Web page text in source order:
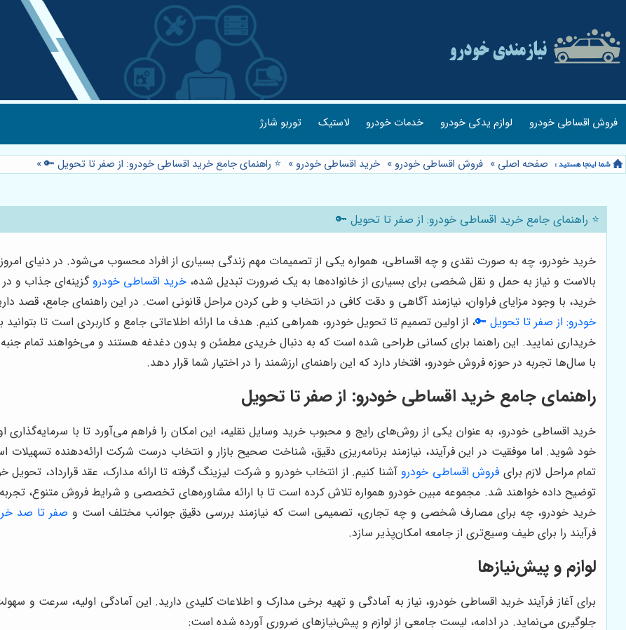
فروش اقساطی خودرو لوازم یدکی خودرو خدمات خودرو لاستیک توربو شارژ
صفحه اصلی » فروش اقساطی خودرو » خرید اقساطی خودرو » ⭐️ راهنمای جامع خرید اقساطی خودرو: از صفر تا تحویل 🔑»
⭐️ راهنمای جامع خرید اقساطی خودرو: از صفر تا تحویل 🔑
خرید خودرو، چه به صورت نقدی و چه اقساطی، همواره یکی از تصمیمات مهم زندگی بسیاری از افراد محسوب می‌شود. در دنیای
بالاست و نیاز به حمل و نقل شخصی برای بسیاری از خانواده‌ها به یک ضرورت تبدیل شده، خرید اقساطی خودرو گزینه‌ای جذاب و
خرید، با وجود مزایای فراوان، نیازمند آگاهی و دقت کافی در انتخاب و طی کردن مراحل قانونی است. در این راهنمای جامع، قصد
خودرو: از صفر تا تحویل 🔑، از اولین تصمیم تا تحویل خودرو، همراهی کنیم. هدف ما ارائه اطلاعاتی جامع و کاربردی است تا
خریداری نمایید. این راهنما برای کسانی طراحی شده است که به دنبال خریدی مطمئن و بدون دغدغه هستند و می‌خواهند تمام
با سال‌ها تجربه در حوزه فروش خودرو، افتخار دارد که این راهنمای ارزشمند را در اختیار شما قرار دهد.
راهنمای جامع خرید اقساطی خودرو: از صفر تا تحویل
خرید اقساطی خودرو، به عنوان یکی از روش‌های رایج و محبوب خرید وسایل نقلیه، این امکان را فراهم می‌آورد تا با
خود شوید. اما موفقیت در این فرآیند، نیازمند برنامه‌ریزی دقیق، شناخت صحیح بازار و انتخاب درست شرکت ارائه‌دهنده تسهیلات
تمام مراحل لازم برای فروش اقساطی خودرو آشنا کنیم. از انتخاب خودرو و شرکت لیزینگ گرفته تا ارائه مدارک، عقد قرارداد،
توضیح داده خواهند شد. مجموعه مبین خودرو همواره تلاش کرده است تا با ارائه مشاوره‌های تخصصی و شرایط فروش متنوع،
خرید خودرو، چه برای مصارف شخصی و چه تجاری، تصمیمی است که نیازمند بررسی دقیق جوانب مختلف است و صفر تا صد
فرآیند را برای طیف وسیع‌تری از جامعه امکان‌پذیر سازد.
لوازم و پیش‌نیازها
برای آغاز فرآیند خرید اقساطی خودرو، نیاز به آمادگی و تهیه برخی مدارک و اطلاعات کلیدی دارید. این آمادگی اولیه، سرعت و
جلوگیری می‌نماید. در ادامه، لیست جامعی از لوازم و پیش‌نیازهای ضروری آورده شده است: